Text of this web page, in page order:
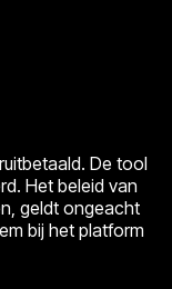
De tool
Het beleid van
geldt ongeacht
bij het platform